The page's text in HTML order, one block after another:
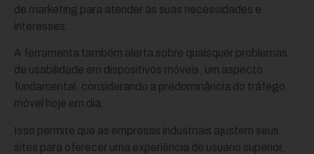
de marketing para atender às suas necessidades e
interesses.
A ferramenta também alerta sobre quaisquer problemas
de usabilidade em dispositivos móveis, um aspecto
fundamental, considerando a predominância do tráfego
móvel hoje em dia.
Isso permite que as empresas industriais ajustem seus
sites para oferecer uma experiência de usuário superior,